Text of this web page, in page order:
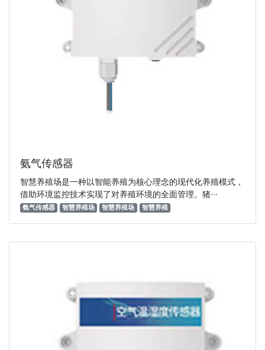
氨气传感器
智慧养殖场是一种以智能养殖为核心理念的现代化养殖模式，
借助环境监控技术实现了对养殖环境的全面管理。猪···
氨气传感器 智慧养殖场 智慧养殖场 智慧养殖